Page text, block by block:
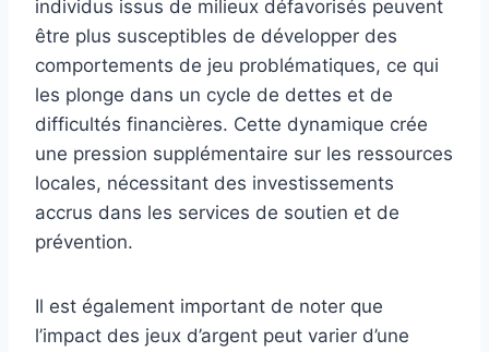
individus issus de milieux défavorisés peuvent
être plus susceptibles de développer des
comportements de jeu problématiques, ce qui
les plonge dans un cycle de dettes et de
difficultés financières. Cette dynamique crée
une pression supplémentaire sur les ressources
locales, nécessitant des investissements
accrus dans les services de soutien et de
prévention.
Il est également important de noter que
l’impact des jeux d’argent peut varier d’une